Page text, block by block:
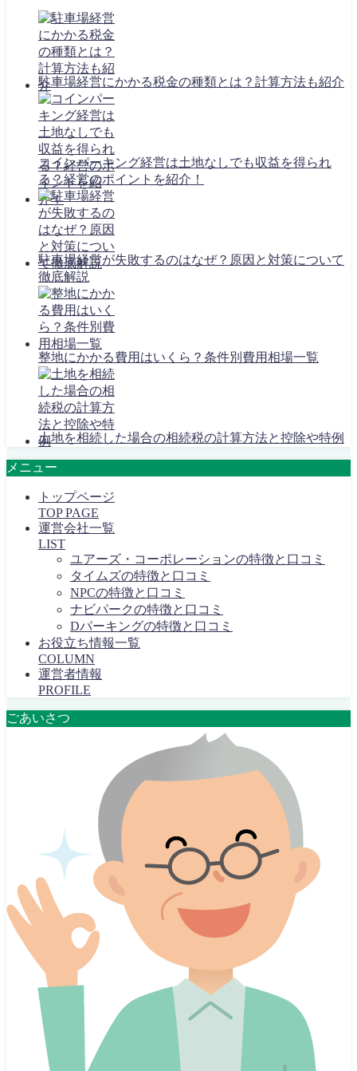
駐車場経営にかかる税金の種類とは？計算方法も紹介
コインパーキング経営は土地なしでも収益を得られ
る？経営のポイントを紹介！
駐車場経営が失敗するのはなぜ？原因と対策について
徹底解説
整地にかかる費用はいくら？条件別費用相場一覧
土地を相続した場合の相続税の計算方法と控除や特例
メニュー
トップページ
TOP PAGE
運営会社一覧
LIST
ユアーズ・コーポレーションの特徴と口コミ
タイムズの特徴と口コミ
NPCの特徴と口コミ
ナビパークの特徴と口コミ
Dパーキングの特徴と口コミ
お役立ち情報一覧
COLUMN
運営者情報
PROFILE
ごあいさつ